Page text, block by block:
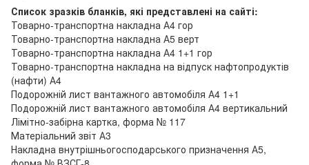
Список зразків бланків, які представлені на сайті:
Товарно-транспортна накладна А4 гор
Товарно-транспортна накладна А5 верт
Товарно-транспортна накладна А4 1+1 гор
Товарно-транспортна накладна на відпуск нафтопродуктів
(нафти) А4
Подорожній лист вантажного автомобіля А4 1+1
Подорожній лист вантажного автомобіля А4 вертикальний
Лімітно-забірна картка, форма № 117
Матеріальний звіт А3
Накладна внутрішньогосподарського призначення А5,